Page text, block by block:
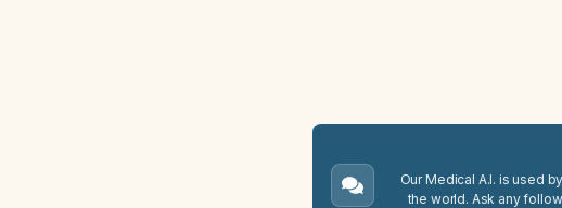
Our Medical A.I. is used
the world. Ask any